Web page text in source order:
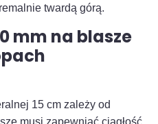
twardą górą.
mm na blasze
15 cm zależy od
musi zapewniać ciągłość